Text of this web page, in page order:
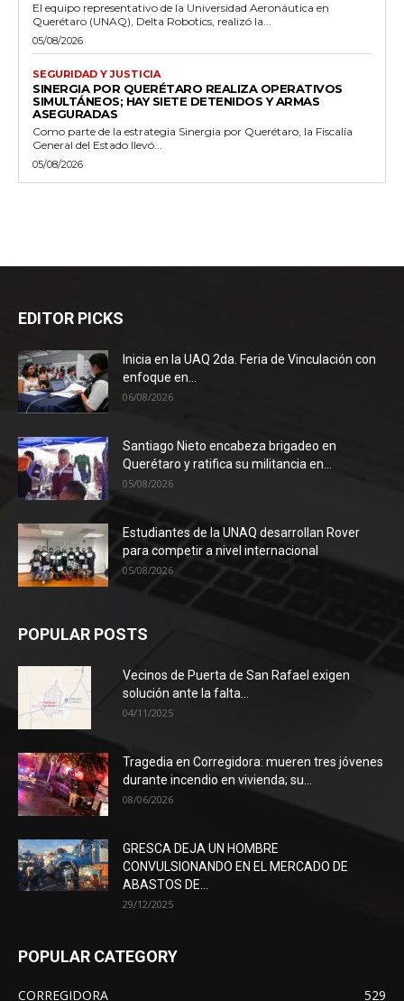
El equipo representativo de la Universidad Aeronáutica en
Querétaro (UNAQ), Delta Robotics, realizó la...
05/08/2026
SEGURIDAD Y JUSTICIA
SINERGIA POR QUERÉTARO REALIZA OPERATIVOS
SIMULTÁNEOS; HAY SIETE DETENIDOS Y ARMAS
ASEGURADAS
Como parte de la estrategia Sinergia por Querétaro, la Fiscalía
General del Estado llevó...
05/08/2026
EDITOR PICKS
Inicia en la UAQ 2da. Feria de Vinculación con
enfoque en...
06/08/2026
Santiago Nieto encabeza brigadeo en
Querétaro y ratifica su militancia en...
05/08/2026
Estudiantes de la UNAQ desarrollan Rover
para competir a nivel internacional
05/08/2026
POPULAR POSTS
Vecinos de Puerta de San Rafael exigen
solución ante la falta...
04/11/2025
Tragedia en Corregidora: mueren tres jóvenes
durante incendio en vivienda; su...
08/06/2026
GRESCA DEJA UN HOMBRE
CONVULSIONANDO EN EL MERCADO DE
ABASTOS DE...
29/12/2025
POPULAR CATEGORY
CORREGIDORA
529